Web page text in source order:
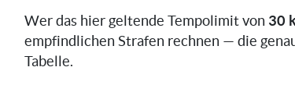
Wer das hier geltende Tempolimit von 30
empfindlichen Strafen rechnen — die
Tabelle.